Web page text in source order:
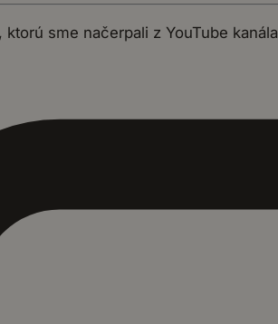
sme načerpali z YouTube kanála